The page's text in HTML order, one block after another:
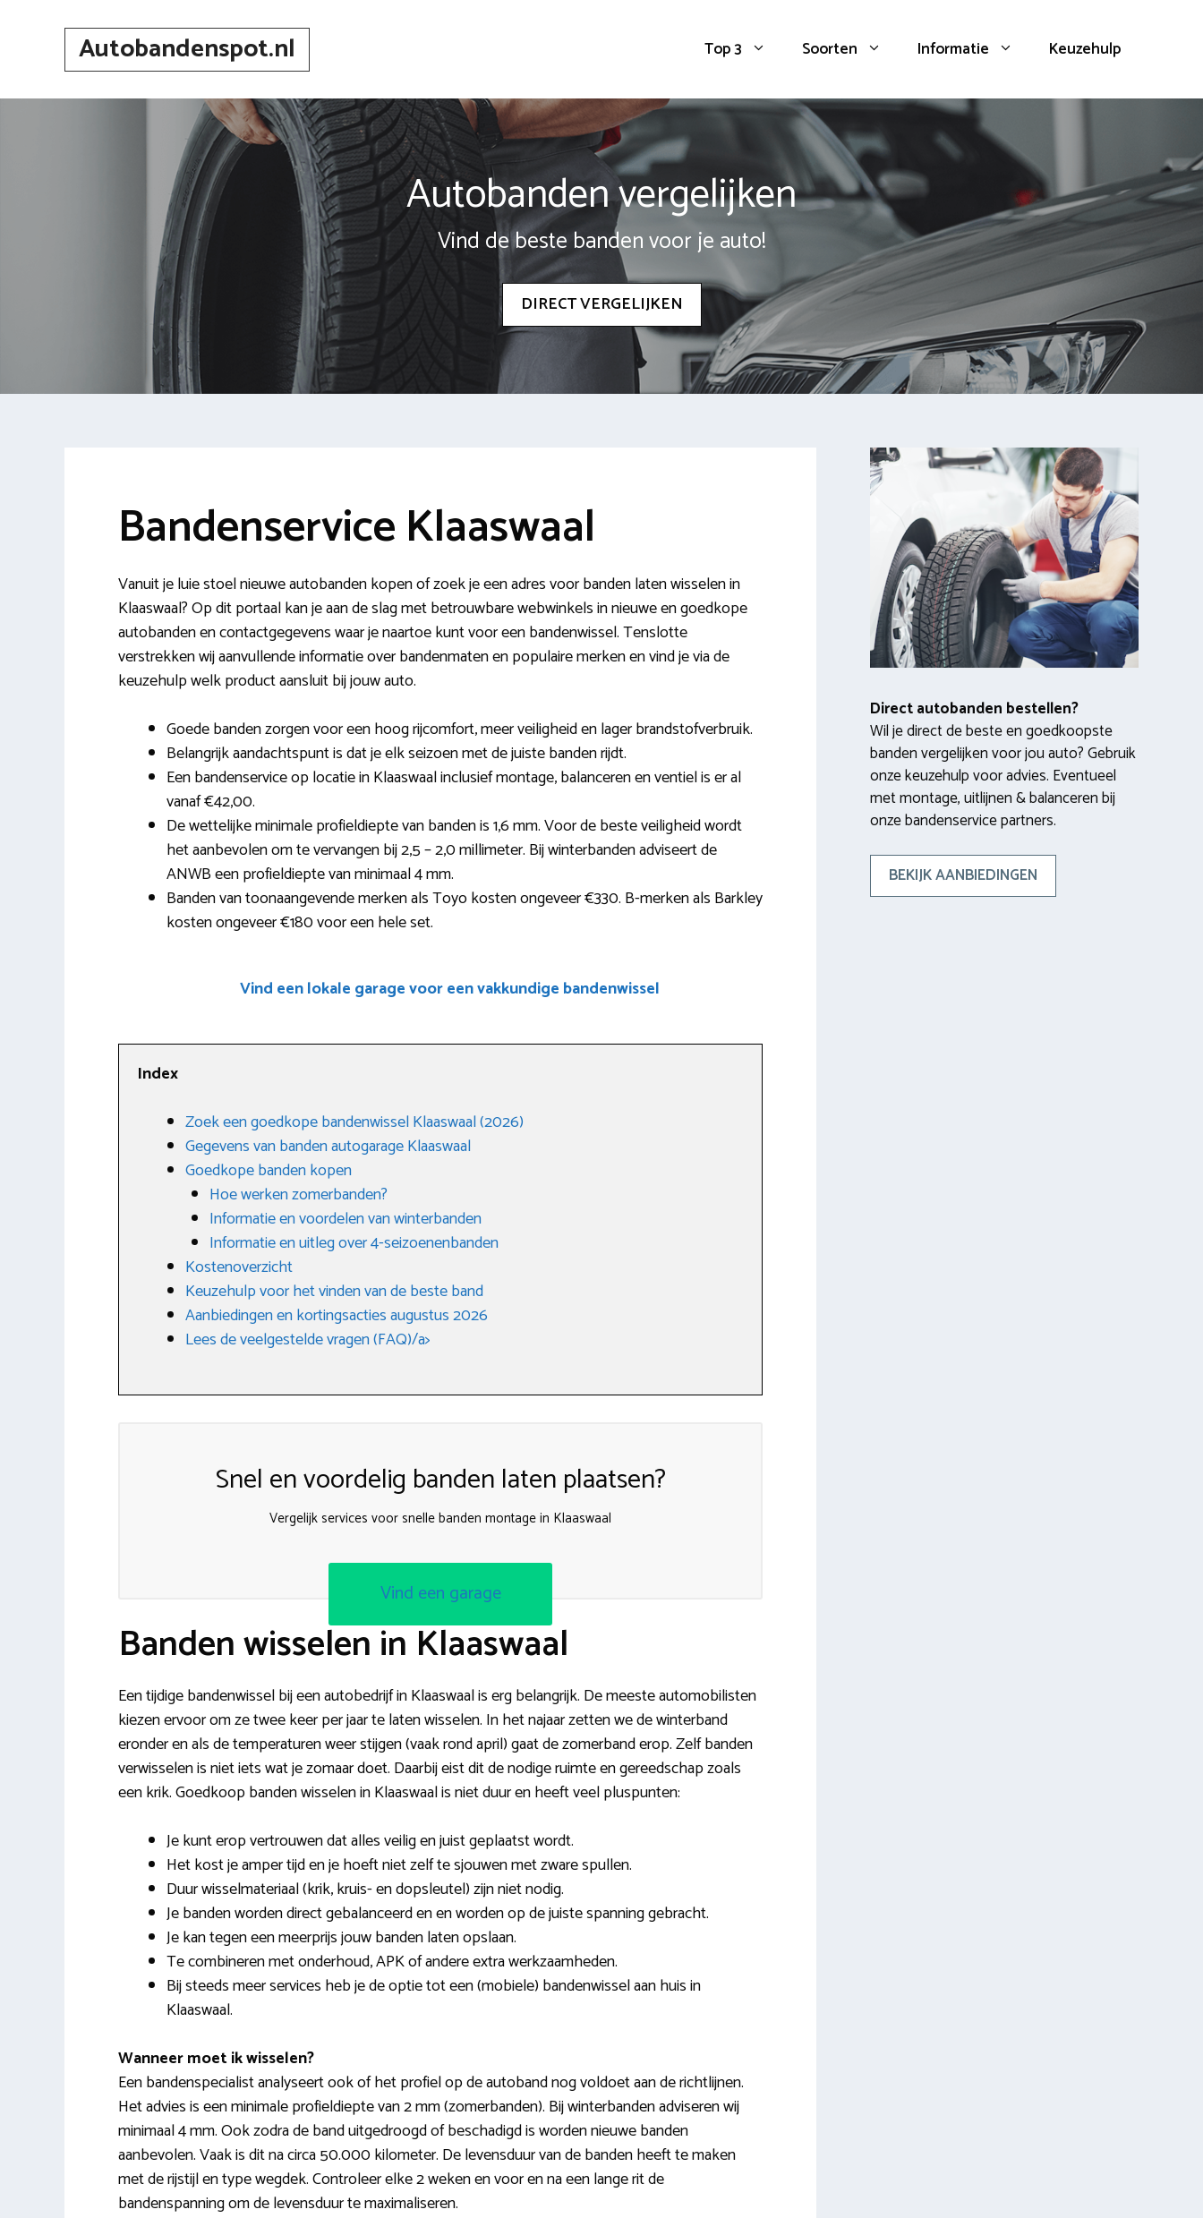
Autobandenspot.nl Top 3 Soorten Informatie Keuzehulp
Autobanden vergelijken
Vind de beste banden voor je auto!
DIRECT VERGELIJKEN
Bandenservice Klaaswaal
Vanuit je luie stoel nieuwe autobanden kopen of zoek je een adres voor banden laten wisselen in
Klaaswaal? Op dit portaal kan je aan de slag met betrouwbare webwinkels in nieuwe en goedkope
autobanden en contactgegevens waar je naartoe kunt voor een bandenwissel. Tenslotte
verstrekken wij aanvullende informatie over bandenmaten en populaire merken en vind je via de
keuzehulp welk product aansluit bij jouw auto.
Goede banden zorgen voor een hoog rijcomfort, meer veiligheid en lager brandstofverbruik.
Belangrijk aandachtspunt is dat je elk seizoen met de juiste banden rijdt.
Een bandenservice op locatie in Klaaswaal inclusief montage, balanceren en ventiel is er al
vanaf €42,00.
De wettelijke minimale profieldiepte van banden is 1,6 mm. Voor de beste veiligheid wordt
het aanbevolen om te vervangen bij 2,5 – 2,0 millimeter. Bij winterbanden adviseert de
ANWB een profieldiepte van minimaal 4 mm.
Banden van toonaangevende merken als Toyo kosten ongeveer €330. B-merken als Barkley
kosten ongeveer €180 voor een hele set.
Vind een lokale garage voor een vakkundige bandenwissel
Index
Zoek een goedkope bandenwissel Klaaswaal (2026)
Gegevens van banden autogarage Klaaswaal
Goedkope banden kopen
Hoe werken zomerbanden?
Informatie en voordelen van winterbanden
Informatie en uitleg over 4-seizoenenbanden
Kostenoverzicht
Keuzehulp voor het vinden van de beste band
Aanbiedingen en kortingsacties augustus 2026
Lees de veelgestelde vragen (FAQ)/a>
Snel en voordelig banden laten plaatsen?
Vergelijk services voor snelle banden montage in Klaaswaal
Vind een garage
Banden wisselen in Klaaswaal
Een tijdige bandenwissel bij een autobedrijf in Klaaswaal is erg belangrijk. De meeste automobilisten
kiezen ervoor om ze twee keer per jaar te laten wisselen. In het najaar zetten we de winterband
eronder en als de temperaturen weer stijgen (vaak rond april) gaat de zomerband erop. Zelf banden
verwisselen is niet iets wat je zomaar doet. Daarbij eist dit de nodige ruimte en gereedschap zoals
een krik. Goedkoop banden wisselen in Klaaswaal is niet duur en heeft veel pluspunten:
Je kunt erop vertrouwen dat alles veilig en juist geplaatst wordt.
Het kost je amper tijd en je hoeft niet zelf te sjouwen met zware spullen.
Duur wisselmateriaal (krik, kruis- en dopsleutel) zijn niet nodig.
Je banden worden direct gebalanceerd en en worden op de juiste spanning gebracht.
Je kan tegen een meerprijs jouw banden laten opslaan.
Te combineren met onderhoud, APK of andere extra werkzaamheden.
Bij steeds meer services heb je de optie tot een (mobiele) bandenwissel aan huis in
Klaaswaal.
Wanneer moet ik wisselen?
Een bandenspecialist analyseert ook of het profiel op de autoband nog voldoet aan de richtlijnen.
Het advies is een minimale profieldiepte van 2 mm (zomerbanden). Bij winterbanden adviseren wij
minimaal 4 mm. Ook zodra de band uitgedroogd of beschadigd is worden nieuwe banden
aanbevolen. Vaak is dit na circa 50.000 kilometer. De levensduur van de banden heeft te maken
met de rijstijl en type wegdek. Controleer elke 2 weken en voor en na een lange rit de
bandenspanning om de levensduur te maximaliseren.
Direct autobanden bestellen?
Wil je direct de beste en goedkoopste
banden vergelijken voor jou auto? Gebruik
onze keuzehulp voor advies. Eventueel
met montage, uitlijnen & balanceren bij
onze bandenservice partners.
BEKIJK AANBIEDINGEN